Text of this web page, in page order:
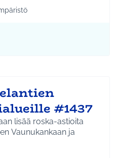
Etelä-Tuusulan kylät
tulokset teeman mukaan:
#1437
lisää roska-astioita
Vaunukankaan ja